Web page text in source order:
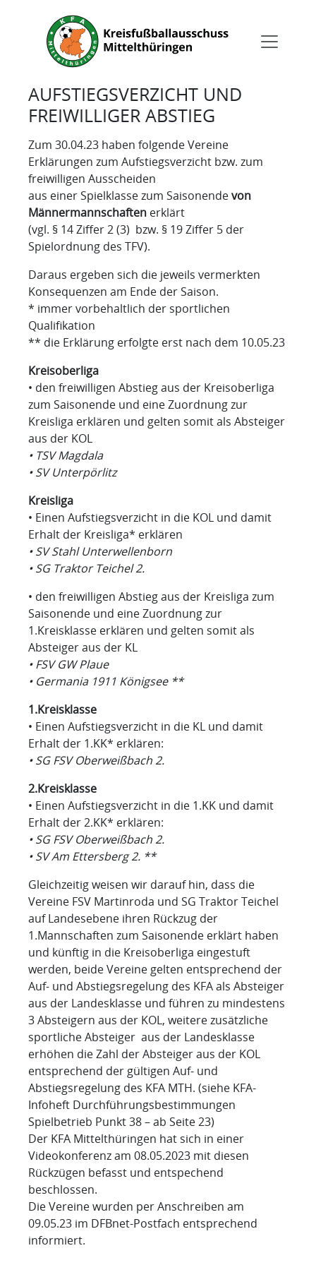
AUFSTIEGSVERZICHT UND
FREIWILLIGER ABSTIEG
Zum 30.04.23 haben folgende Vereine
Erklärungen zum Aufstiegsverzicht bzw. zum
freiwilligen Ausscheiden
aus einer Spielklasse zum Saisonendevon
Männermannschaften erklärt
(vgl. § 14 Ziffer 2 (3) bzw. § 19 Ziffer 5 der
Spielordnung des TFV).
Daraus ergeben sich die jeweils vermerkten
Konsequenzen am Ende der Saison.
* immer vorbehaltlich der sportlichen
Qualifikation
** die Erklärung erfolgte erst nach dem 10.05.23
Kreisoberliga
• den freiwilligen Abstieg aus der Kreisoberliga
zum Saisonende und eine Zuordnung zur
Kreisliga erklären und gelten somit als Absteiger
aus der KOL
• TSV Magdala
• SV Unterpörlitz
Kreisliga
• Einen Aufstiegsverzicht in die KOL und damit
Erhalt der Kreisliga* erklären
• SV Stahl Unterwellenborn
• SG Traktor Teichel 2.
• den freiwilligen Abstieg aus der Kreisliga zum
Saisonende und eine Zuordnung zur
1.Kreisklasse erklären und gelten somit als
Absteiger aus der KL
• FSV GW Plaue
• Germania 1911 Königsee **
1.Kreisklasse
• Einen Aufstiegsverzicht in die KL und damit
Erhalt der 1.KK* erklären:
• SG FSV Oberweißbach 2.
2.Kreisklasse
• Einen Aufstiegsverzicht in die 1.KK und damit
Erhalt der 2.KK* erklären:
• SG FSV Oberweißbach 2.
• SV Am Ettersberg 2. **
Gleichzeitig weisen wir darauf hin, dass die
Vereine FSV Martinroda und SG Traktor Teichel
auf Landesebene ihren Rückzug der
1.Mannschaften zum Saisonende erklärt haben
und künftig in die Kreisoberliga eingestuft
werden, beide Vereine gelten entsprechend der
Auf- und Abstiegsregelung des KFA als Absteiger
aus der Landesklasse und führen zu mindestens
3 Absteigern aus der KOL, weitere zusätzliche
sportliche Absteiger aus der Landesklasse
erhöhen die Zahl der Absteiger aus der KOL
entsprechend der gültigen Auf- und
Abstiegsregelung des KFA MTH. (siehe KFA-
Infoheft Durchführungsbestimmungen
Spielbetrieb Punkt 38 – ab Seite 23)
Der KFA Mittelthüringen hat sich in einer
Videokonferenz am 08.05.2023 mit diesen
Rückzügen befasst und entspechend
beschlossen.
Die Vereine wurden per Anschreiben am
09.05.23 im DFBnet-Postfach entsprechend
informiert.